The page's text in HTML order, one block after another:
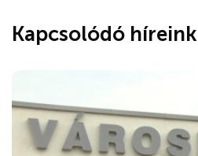
Kapcsolódó híreink